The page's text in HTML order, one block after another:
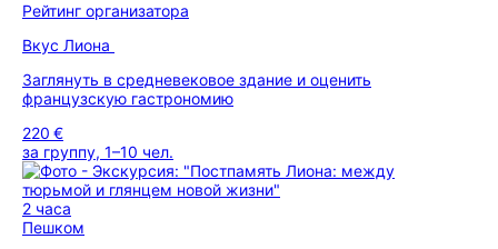
Рейтинг организатора
Вкус Лиона
Заглянуть в средневековое здание и оценить
французскую гастрономию
220 €
за группу, 1–10 чел.
2 часа
Пешком